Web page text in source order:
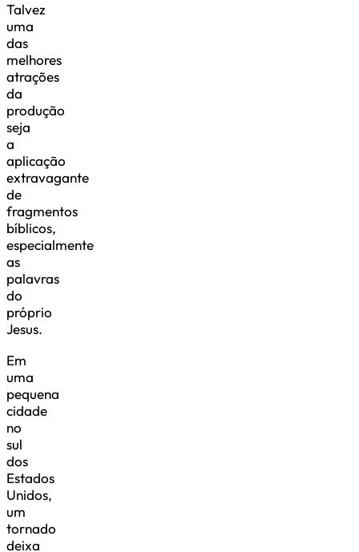
Talvez
uma
das
melhores
atrações
da
produção
seja
a
aplicação
extravagante
de
fragmentos
bíblicos,
especialmente
as
palavras
do
próprio
Jesus.
Em
uma
pequena
cidade
no
sul
dos
Estados
Unidos,
um
tornado
deixa